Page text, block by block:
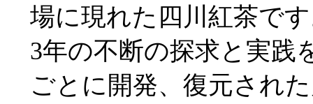
場に現れた四川紅茶で
3年の不断の探求と実践
ごとに開発、復元され